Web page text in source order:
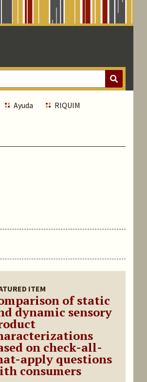
Ayuda RIQUIM
ITEM
of static
dynamic sensory
on check-all-
apply questions
consumers